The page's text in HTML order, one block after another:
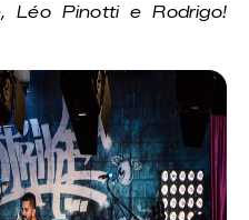
Léo Pinotti e Rodrigo!